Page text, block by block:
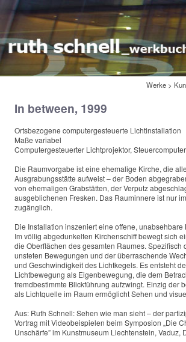
Werke >
In between, 1999
Ortsbezogene computergesteuerte Lichtinstallation
Maße variabel
Computergesteuerter Lichtprojektor, Steuercomputer
Die Raumvorgabe ist eine ehemalige Kirche, die
Ausgrabungsstätte aufweist – der Boden
von ehemaligen Grabstätten, der Verputz
ausgeblichenen Fresken. Das Rauminnere ist nur
zugänglich.
Die Installation inszeniert eine offene, unabsehbare
Im völlig abgedunkelten Kirchenschiff bewegt sich
die Oberflächen des gesamten Raumes. Spezifisch
unsteten Bewegungen und der überraschende
und Geschwindigkeit des Lichtkegels. Es entsteht
Lichtbewegung als Eigenbewegung, die dem
fremdbestimmte Blickführung aufzwingt. Einzig der
als Lichtquelle im Raum ermöglicht Sehen und
Aus: Ruth Schnell: Sehen wie man sieht – der
Vortrag mit Videobeispielen beim Symposion „Die
Unschärfe” im Kunstmuseum Liechtenstein, Vaduz,